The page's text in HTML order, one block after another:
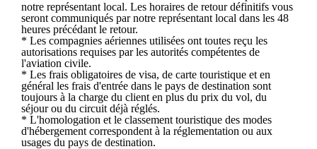
notre représentant local. Les horaires de retour définitifs vous
seront communiqués par notre représentant local dans les 48
heures précédant le retour.
* Les compagnies aériennes utilisées ont toutes reçu les
autorisations requises par les autorités compétentes de
l'aviation civile.
* Les frais obligatoires de visa, de carte touristique et en
général les frais d'entrée dans le pays de destination sont
toujours à la charge du client en plus du prix du vol, du
séjour ou du circuit déjà réglés.
* L'homologation et le classement touristique des modes
d'hébergement correspondent à la réglementation ou aux
usages du pays de destination.